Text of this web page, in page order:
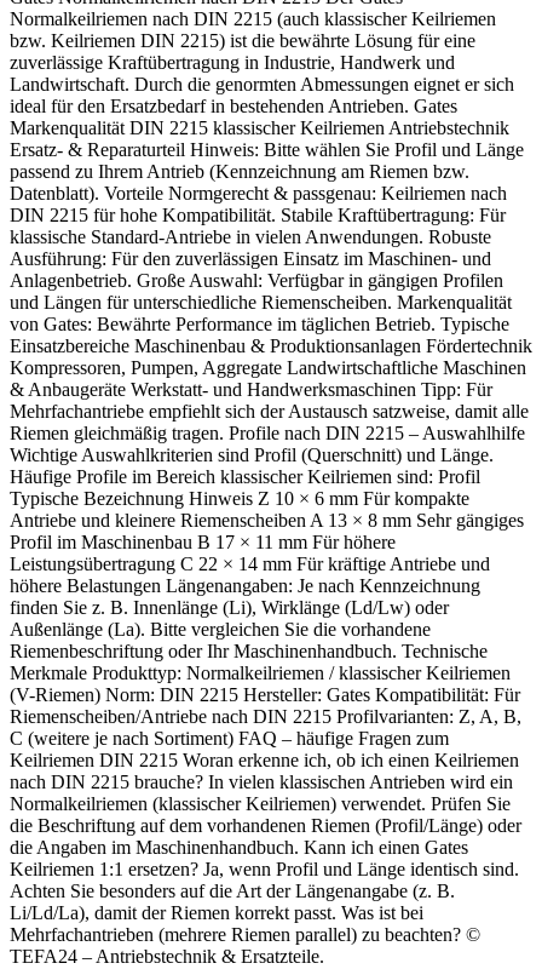
Normalkeilriemen nach DIN 2215 (auch klassischer Keilriemen
bzw. Keilriemen DIN 2215) ist die bewährte Lösung für eine
zuverlässige Kraftübertragung in Industrie, Handwerk und
Landwirtschaft. Durch die genormten Abmessungen eignet er sich
ideal für den Ersatzbedarf in bestehenden Antrieben. Gates
Markenqualität DIN 2215 klassischer Keilriemen Antriebstechnik
Ersatz- & Reparaturteil Hinweis: Bitte wählen Sie Profil und Länge
passend zu Ihrem Antrieb (Kennzeichnung am Riemen bzw.
Datenblatt). Vorteile Normgerecht & passgenau: Keilriemen nach
DIN 2215 für hohe Kompatibilität. Stabile Kraftübertragung: Für
klassische Standard-Antriebe in vielen Anwendungen. Robuste
Ausführung: Für den zuverlässigen Einsatz im Maschinen- und
Anlagenbetrieb. Große Auswahl: Verfügbar in gängigen Profilen
und Längen für unterschiedliche Riemenscheiben. Markenqualität
von Gates: Bewährte Performance im täglichen Betrieb. Typische
Einsatzbereiche Maschinenbau & Produktionsanlagen Fördertechnik
Kompressoren, Pumpen, Aggregate Landwirtschaftliche Maschinen
& Anbaugeräte Werkstatt- und Handwerksmaschinen Tipp: Für
Mehrfachantriebe empfiehlt sich der Austausch satzweise, damit alle
Riemen gleichmäßig tragen. Profile nach DIN 2215 – Auswahlhilfe
Wichtige Auswahlkriterien sind Profil (Querschnitt) und Länge.
Häufige Profile im Bereich klassischer Keilriemen sind: Profil
Typische Bezeichnung Hinweis Z 10 × 6 mm Für kompakte
Antriebe und kleinere Riemenscheiben A 13 × 8 mm Sehr gängiges
Profil im Maschinenbau B 17 × 11 mm Für höhere
Leistungsübertragung C 22 × 14 mm Für kräftige Antriebe und
höhere Belastungen Längenangaben: Je nach Kennzeichnung
finden Sie z. B. Innenlänge (Li), Wirklänge (Ld/Lw) oder
Außenlänge (La). Bitte vergleichen Sie die vorhandene
Riemenbeschriftung oder Ihr Maschinenhandbuch. Technische
Merkmale Produkttyp: Normalkeilriemen / klassischer Keilriemen
(V-Riemen) Norm: DIN 2215 Hersteller: Gates Kompatibilität: Für
Riemenscheiben/Antriebe nach DIN 2215 Profilvarianten: Z, A, B,
C (weitere je nach Sortiment) FAQ – häufige Fragen zum
Keilriemen DIN 2215 Woran erkenne ich, ob ich einen Keilriemen
nach DIN 2215 brauche? In vielen klassischen Antrieben wird ein
Normalkeilriemen (klassischer Keilriemen) verwendet. Prüfen Sie
die Beschriftung auf dem vorhandenen Riemen (Profil/Länge) oder
die Angaben im Maschinenhandbuch. Kann ich einen Gates
Keilriemen 1:1 ersetzen? Ja, wenn Profil und Länge identisch sind.
Achten Sie besonders auf die Art der Längenangabe (z. B.
Li/Ld/La), damit der Riemen korrekt passt. Was ist bei
Mehrfachantrieben (mehrere Riemen parallel) zu beachten? ©
TEFA24 – Antriebstechnik & Ersatzteile.